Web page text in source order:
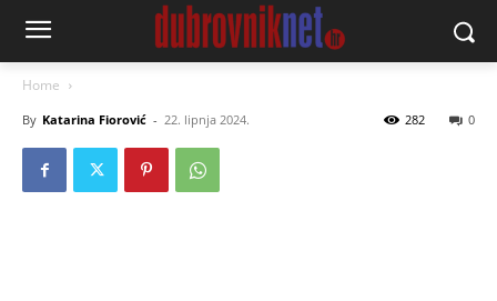
Home
By Katarina Fiorović - 22. lipnja 2024. 0
282